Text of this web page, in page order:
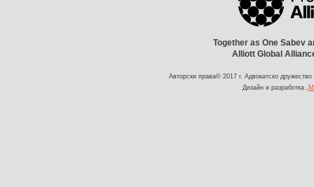
Together as One Sabev
Alliott Global
Авторски права© 2017 г. Адвокатско
Дизайн и разработка